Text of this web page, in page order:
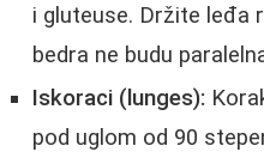
i gluteuse. Držite leđa
bedra ne budu
Iskoraci (lunges):
pod uglom od 90